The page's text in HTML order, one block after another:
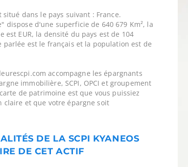
dans le pays suivant : France.
dispose d'une superficie de 640 679 Km², la
est EUR, la densité du pays est de 104
parlée est le français et la population est de
accompagne les épargnants
immobilière, SCPI, OPCI et groupement
de patrimoine est que vous puissiez
et que votre épargne soit
DE LA SCPI KYANEOS
DE CET ACTIF